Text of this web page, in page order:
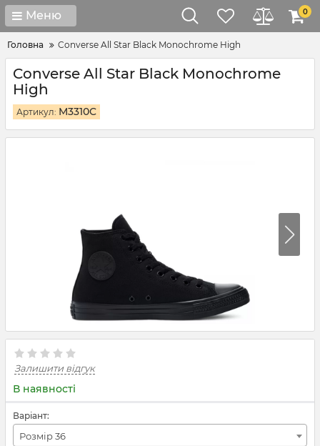
Меню 0
Головна Converse All Star Black Monochrome High
Converse All Star Black Monochrome
High
Артикул: M3310C
Залишити відгук
В наявності
Варіант:
Розмір 36